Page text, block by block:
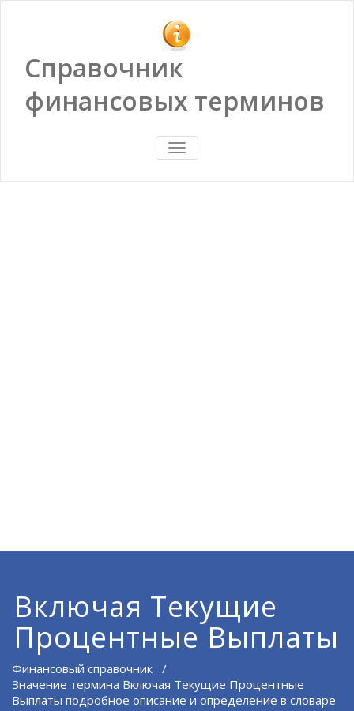
Справочник
финансовых терминов
ПОКАЗАТЬ/
СКРЫТЬ
Включая Текущие
Процентные Выплаты
Финансовый справочник /
Значение термина Включая Текущие Процентные
Выплаты подробное описание и определение в словаре